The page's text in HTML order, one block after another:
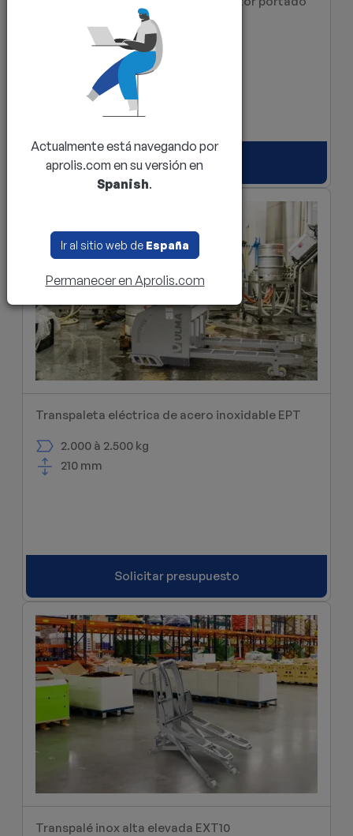
2.000 a 2.500 kg
Solicitar presupuesto
Transpaleta eléctrica de acero inoxidable EPT
2.000 à 2.500 kg
210 mm
Solicitar presupuesto
Transpalé inox alta elevada EXT10
Actualmente está navegando por
aprolis.com en su versión en
Spanish.
Ir al sitio web de España
Permanecer en Aprolis.com